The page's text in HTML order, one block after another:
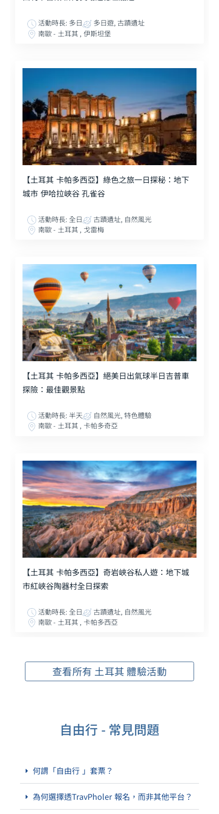
活動時長: 多日
多日遊, 古蹟遺址
南歐 - 土耳其 , 伊斯坦堡
【土耳其 卡帕多西亞】綠色之旅一日探秘：地下
城市 伊哈拉峽谷 孔雀谷
活動時長: 全日
古蹟遺址, 自然風光
南歐 - 土耳其 , 戈雷梅
【土耳其 卡帕多西亞】絕美日出氣球半日吉普車
探險：最佳觀景點
活動時長: 半天
自然風光, 特色體驗
南歐 - 土耳其 , 卡帕多奇亞
【土耳其 卡帕多西亞】奇岩峽谷私人遊：地下城
市紅峽谷陶器村全日探索
活動時長: 全日
古蹟遺址, 自然風光
南歐 - 土耳其 , 卡帕多西亞
查看所有 土耳其 體驗活動
自由行 - 常見問題
何謂「自由行 」套票？
為何選擇透TravPholer 報名，而非其他平台？